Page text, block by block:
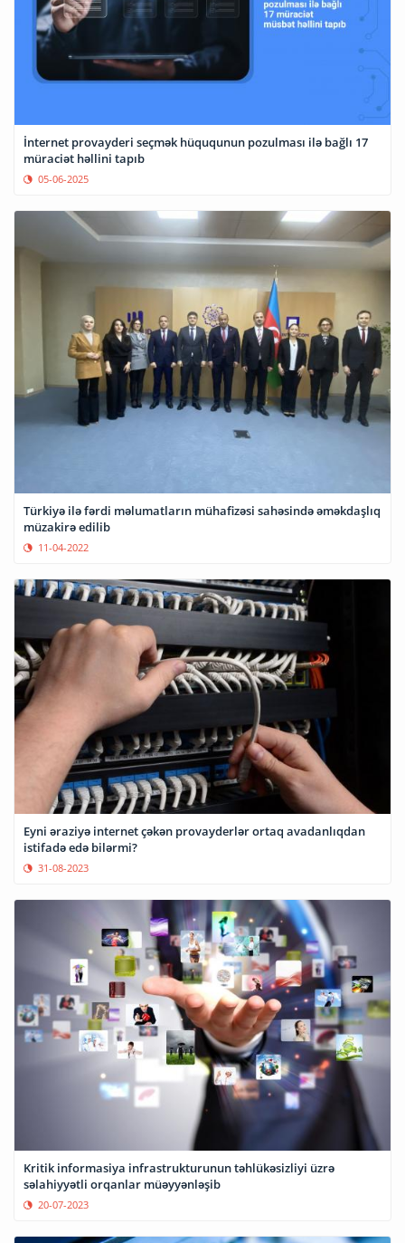
İnternet provayderi seçmək hüququnun pozulması ilə bağlı 17
müraciət həllini tapıb
05-06-2025
Türkiyə ilə fərdi məlumatların mühafizəsi sahəsində əməkdaşlıq
müzakirə edilib
11-04-2022
Eyni əraziyə internet çəkən provayderlər ortaq avadanlıqdan
istifadə edə bilərmi?
31-08-2023
Kritik informasiya infrastrukturunun təhlükəsizliyi üzrə
səlahiyyətli orqanlar müəyyənləşib
20-07-2023